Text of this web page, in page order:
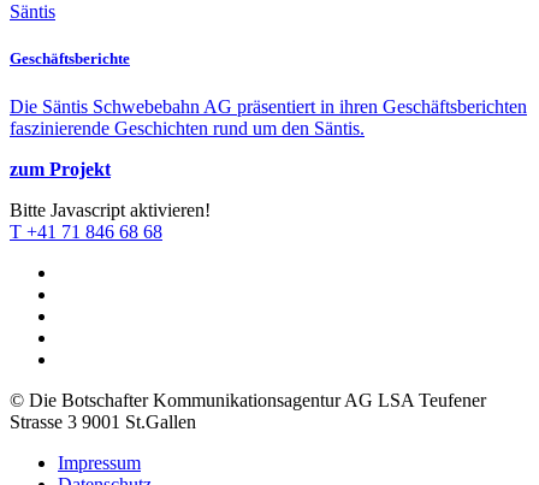
Säntis
Geschäfts­berichte
Die Säntis Schwebebahn AG präsentiert in ihren Geschäftsberichten
faszinierende Geschichten rund um den Säntis.
zum Projekt
Bitte Javascript aktivieren!
T +41 71 846 68 68
© Die Botschafter Kommunikationsagentur AG LSA Teufener
Strasse 3 9001 St.Gallen
Impressum